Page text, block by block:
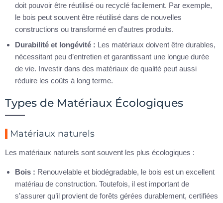
doit pouvoir être réutilisé ou recyclé facilement. Par exemple,
le bois peut souvent être réutilisé dans de nouvelles
constructions ou transformé en d’autres produits.
Durabilité et longévité : Les matériaux doivent être durables,
nécessitant peu d’entretien et garantissant une longue durée
de vie. Investir dans des matériaux de qualité peut aussi
réduire les coûts à long terme.
Types de Matériaux Écologiques
Matériaux naturels
Les matériaux naturels sont souvent les plus écologiques :
Bois : Renouvelable et biodégradable, le bois est un excellent
matériau de construction. Toutefois, il est important de
s’assurer qu’il provient de forêts gérées durablement, certifiées